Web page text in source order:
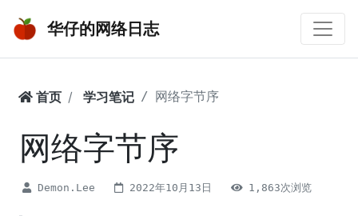
华仔的网络日志
首页 学习笔记 网络字节序
网络字节序
Demon.Lee 2022年10月13日 1,863次浏览